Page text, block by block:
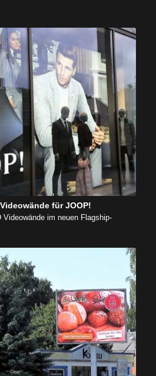
für JOOP!
im neuen Flagship-